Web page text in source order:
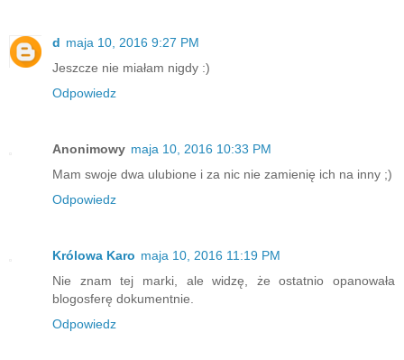
d maja 10, 2016 9:27 PM
Jeszcze nie miałam nigdy :)
Odpowiedz
Anonimowy maja 10, 2016 10:33 PM
Mam swoje dwa ulubione i za nic nie zamienię ich na inny ;)
Odpowiedz
Królowa Karo maja 10, 2016 11:19 PM
Nie znam tej marki, ale widzę, że ostatnio opanowała
blogosferę dokumentnie.
Odpowiedz